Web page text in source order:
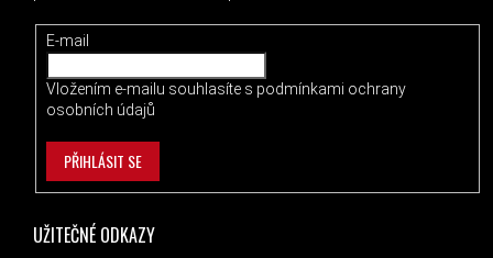
UŽITEČNÉ ODKAZY
E-mail
Vložením e-mailu souhlasíte s podmínkami ochrany
osobních údajů
PŘIHLÁSIT SE